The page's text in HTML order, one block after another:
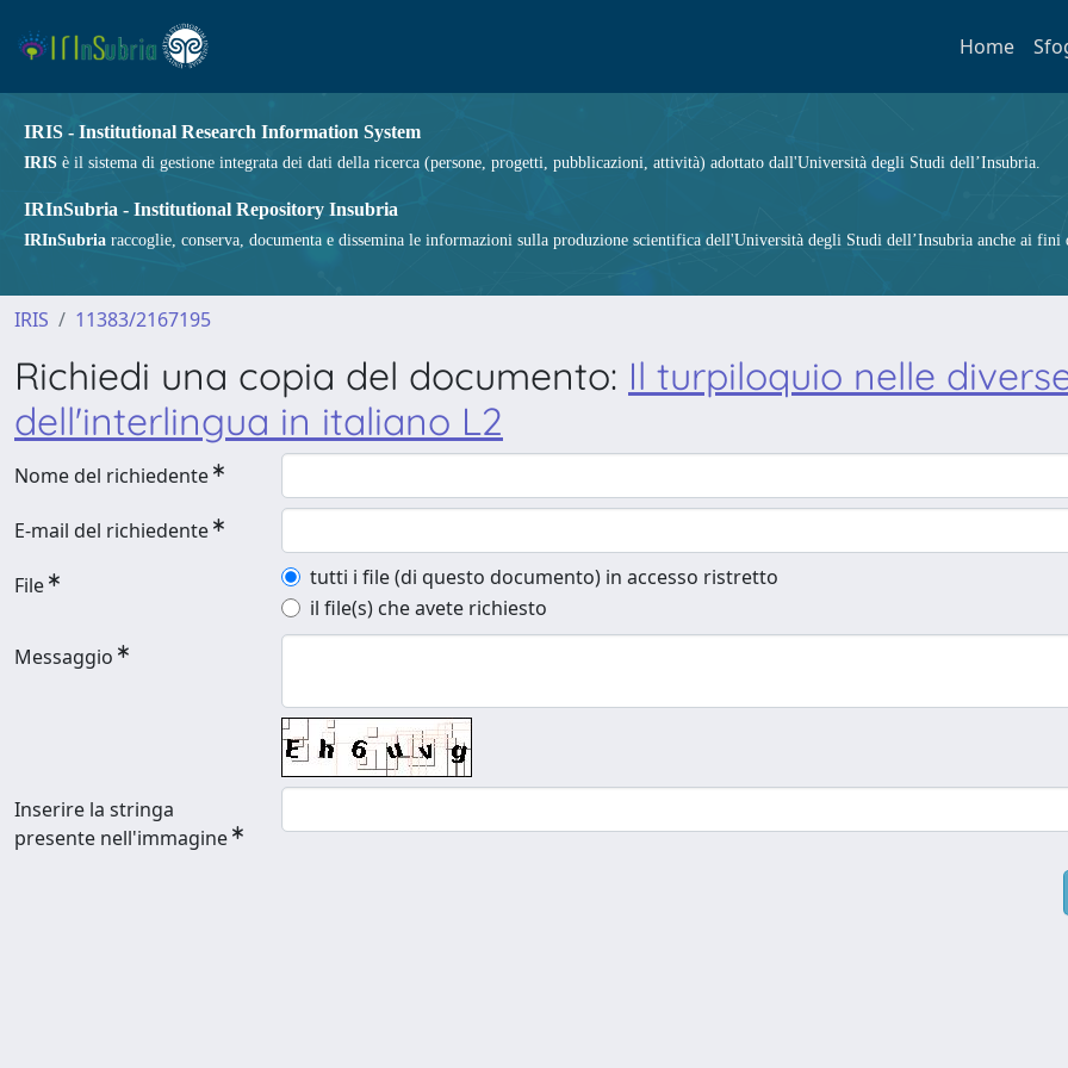
Home
IRIS - Institutional Research Information System
IRIS è il sistema di gestione integrata dei dati della ricerca (persone, progetti, pubblicazioni, attività) adottato dall'Università degli Studi dell’Insubria.
IRInSubria - Institutional Repository Insubria
IRInSubria raccoglie, conserva, documenta e dissemina le informazioni sulla produzione scientifica dell'Università degli Studi dell’Insubria anche ai fini
IRIS 11383/2167195
Richiedi una copia del documento: Il turpiloquio nelle
dell'interlingua in italiano L2
Nome del richiedente
E-mail del richiedente
File
tutti i file (di questo documento) in accesso ristretto
il file(s) che avete richiesto
Messaggio
Inserire la stringa
presente nell'immagine